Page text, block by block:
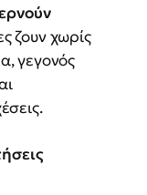
ζουν χωρίς
γεγονός